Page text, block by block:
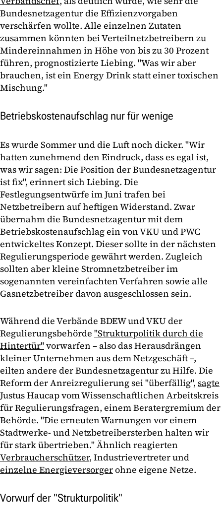
Bundesnetzagentur die Effizienzvorgaben
verschärfen wollte. Alle einzelnen Zutaten
zusammen könnten bei Verteilnetzbetreibern zu
Mindereinnahmen in Höhe von bis zu 30 Prozent
führen, prognostizierte Liebing. "Was wir aber
brauchen, ist ein Energy Drink statt einer toxischen
Mischung."
Betriebskostenaufschlag nur für wenige
Es wurde Sommer und die Luft noch dicker. "Wir
hatten zunehmend den Eindruck, dass es egal ist,
was wir sagen: Die Position der Bundesnetzagentur
ist fix", erinnert sich Liebing. Die
Festlegungsentwürfe im Juni trafen bei
Netzbetreibern auf heftigen Widerstand. Zwar
übernahm die Bundesnetzagentur mit dem
Betriebskostenaufschlag ein von VKU und PWC
entwickeltes Konzept. Dieser sollte in der nächsten
Regulierungsperiode gewährt werden. Zugleich
sollten aber kleine Stromnetzbetreiber im
sogenannten vereinfachten Verfahren sowie alle
Gasnetzbetreiber davon ausgeschlossen sein.
Während die Verbände BDEW und VKU der
Regulierungsbehörde "Strukturpolitik durch die
Hintertür"vorwarfen – also das Herausdrängen
kleiner Unternehmen aus dem Netzgeschäft –,
eilten andere der Bundesnetzagentur zu Hilfe. Die
Reform der Anreizregulierung sei "überfällig", sagte
Justus Haucap vom Wissenschaftlichen Arbeitskreis
für Regulierungsfragen, einem Beratergremium der
Behörde. "Die erneuten Warnungen vor einem
Stadtwerke- und Netzbetreibersterben halten wir
für stark übertrieben." Ähnlich reagierten
Verbraucherschützer, Industrievertreter und
einzelne Energieversorgerohne eigene Netze.
Vorwurf der "Strukturpolitik"